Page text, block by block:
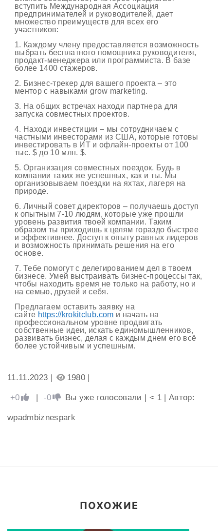
вступить Международная Ассоциация
предпринимателей и руководителей, дает
множество преимуществ для всех его
участников:
1. Каждому члену предоставляется возможность
выбрать бесплатного помощника руководителя,
продакт-менеджера или программиста. В базе
более 1400 стажеров.
2. Бизнес-трекер для вашего проекта – это
ментор с навыками grow marketing.
3. На общих встречах находи партнера для
запуска совместных проектов.
4. Находи инвестиции – мы сотрудничаем с
частными инвесторами из США, которые готовы
инвестировать в ИТ и офлайн-проекты от 100
тыс. $ до 10 млн. $.
5. Организация совместных поездок. Будь в
компании таких же успешных, как и ты. Мы
организовываем поездки на яхтах, лагеря на
природе.
6. Личный совет директоров – получаешь доступ
к опытным 7-10 людям, которые уже прошли
уровень развития твоей компании. Таким
образом ты приходишь к целям гораздо быстрее
и эффективнее. Доступ к опыту равных лидеров
и возможность принимать решения на его
основе.
7. Тебе помогут с делегированием дел в твоем
бизнесе. Умей выстраивать бизнес-процессы так,
чтобы находить время не только на работу, но и
на семью, друзей и себя.
Предлагаем оставить заявку на
сайте https://krokitclub.com и начать на
профессиональном уровне продвигать
собственные идеи, искать единомышленников,
развивать бизнес, делая с каждым днем его всё
более устойчивым и успешным.
11.11.2023 | 1980 |
+0 | -0 Вы уже голосовали | < 1 | Автор:
wpadmbiznespark
ПОХОЖИЕ